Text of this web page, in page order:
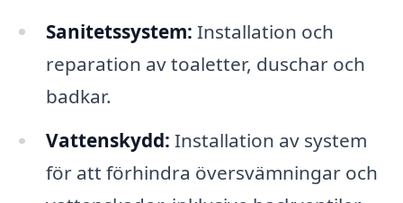
Sanitetssystem: Installation och
reparation av toaletter, duschar och
badkar.
Vattenskydd: Installation av system
för att förhindra översvämningar och